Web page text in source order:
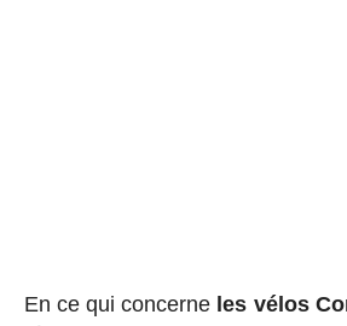
En ce qui concerne les vélos